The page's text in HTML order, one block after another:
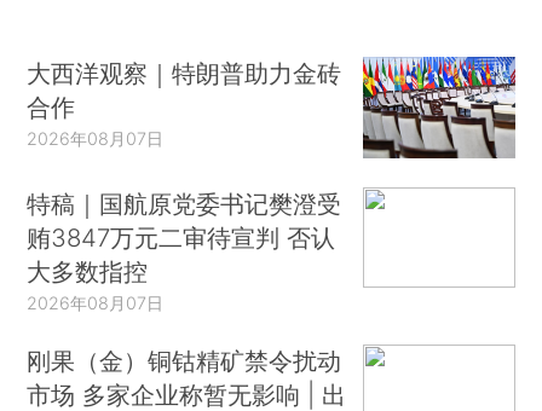
大西洋观察｜特朗普助力金砖
合作
2026年08月07日
特稿｜国航原党委书记樊澄受
贿3847万元二审待宣判 否认
大多数指控
2026年08月07日
刚果（金）铜钴精矿禁令扰动
市场 多家企业称暂无影响 | 出